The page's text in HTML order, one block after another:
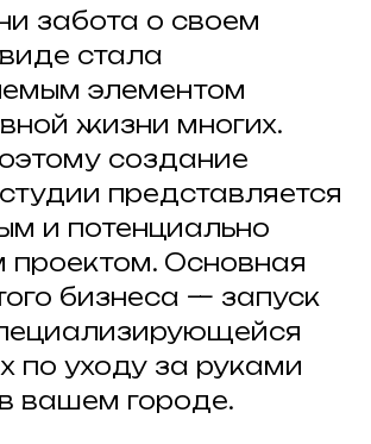
забота о своем
стала
элементом
жизни многих.
создание
представляется
и потенциально
проектом. Основная
бизнеса — запуск
по уходу за руками
вашем городе.